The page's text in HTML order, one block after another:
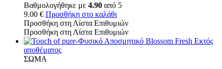
Βαθμολογήθηκε με 4.90 από 5
9.00 € Προσθήκη στο καλάθι
Προσθήκη στη Λίστα Επιθυμιών
Προσθήκη στη Λίστα Επιθυμιών
Εκτός
αποθέματος
ΣΩΜΑ